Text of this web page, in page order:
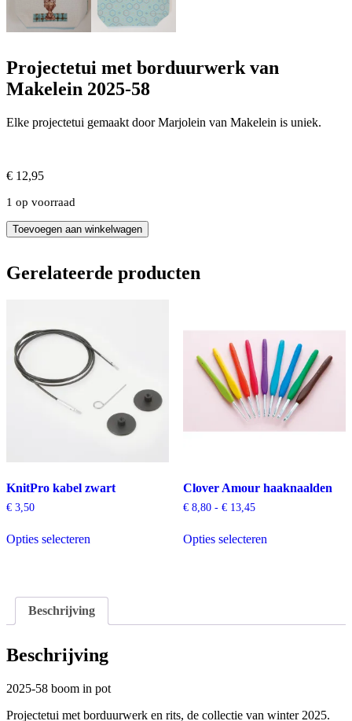
Projectetui met borduurwerk van
Makelein 2025-58
Elke projectetui gemaakt door Marjolein van Makelein is uniek.
€ 12,95
1 op voorraad
Projectetui
met
van
Makelein
Toevoegen aan winkelwagen
Gerelateerde producten
KnitPro kabel zwart
€ 3,50
Opties selecteren
meerdere
variaties.
Deze
kan
gekozen
op
de
Clover Amour haaknaalden
€8,80 - €13,45Prijsklasse:
€ 13,45
Opties selecteren
Deze
de
Beschrijving
Beschrijving
2025-58 boom in pot
Projectetui met borduurwerk en rits, de collectie van winter 2025.